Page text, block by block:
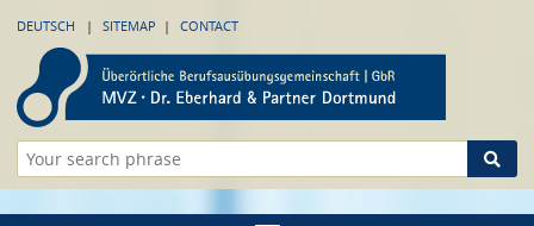
DEUTSCH SITEMAP CONTACT